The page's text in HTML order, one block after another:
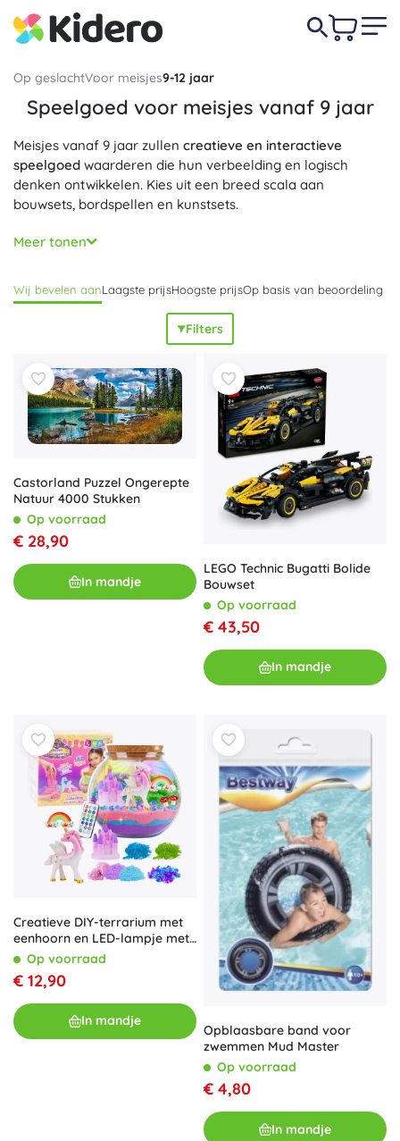
Op geslachtVoor meisjes9-12 jaar
Speelgoed voor meisjes vanaf 9 jaar
Meisjes vanaf 9 jaar zullen creatieve en interactieve
speelgoed waarderen die hun verbeelding en logisch
denken ontwikkelen. Kies uit een breed scala aan
bouwsets, bordspellen en kunstsets.
Ons
alleen plezier, maar ook educatieve elementen. Vind het
Meer tonen
Wij bevelen aanLaagste prijsHoogste prijsOp basis van beoordeling
Filters
Castorland Puzzel Ongerepte
Natuur 4000 Stukken
Op voorraad
€ 28,90
In mandje
LEGO Technic Bugatti Bolide
Bouwset
Op voorraad
€ 43,50
In mandje
Creatieve DIY-terrarium met
eenhoorn en LED-lampje met
afstandsbediening
Op voorraad
€ 12,90
In mandje
Opblaasbare band voor
zwemmen Mud Master
Op voorraad
€ 4,80
In mandje